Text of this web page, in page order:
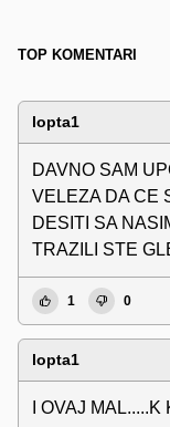
TOP KOMENTARI
lopta1
DAVNO SAM
VELEZA DA CE
DESITI SA
TRAZILI STE
1 0
lopta1
I OVAJ